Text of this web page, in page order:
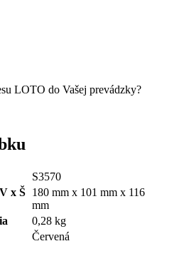
LOTO do Vašej prevádzky?
S3570
x Š 180 mm x 101 mm x 116
mm
0,28 kg
Červená